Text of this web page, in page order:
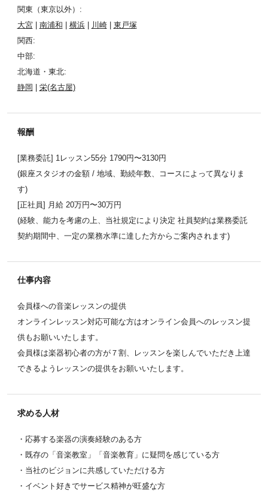
関東（東京以外）:
大宮| 南浦和 横浜| 川崎| 東戸塚
関西:
中部:
北海道・東北:
静岡
栄(名古屋)
報酬
[業務委託] 1レッスン55分 1790円〜3130円
(銀座スタジオの金額 / 地域、勤続年数、コースによって異なりま
す)
[正社員] 月給 20万円〜30万円
(経験、能力を考慮の上、当社規定により決定 社員契約は業務委託
契約期間中、一定の業務水準に達した方からご案内されます)
仕事内容
会員様への音楽レッスンの提供
オンラインレッスン対応可能な方はオンライン会員へのレッスン提
供もお願いいたします。
会員様は楽器初心者の方が７割、レッスンを楽しんでいただき上達
できるようレッスンの提供をお願いいたします。
求める人材
・応募する楽器の演奏経験のある方
・既存の「音楽教室」「音楽教育」に疑問を感じている方
・当社のビジョンに共感していただける方
・イベント好きでサービス精神が旺盛な方